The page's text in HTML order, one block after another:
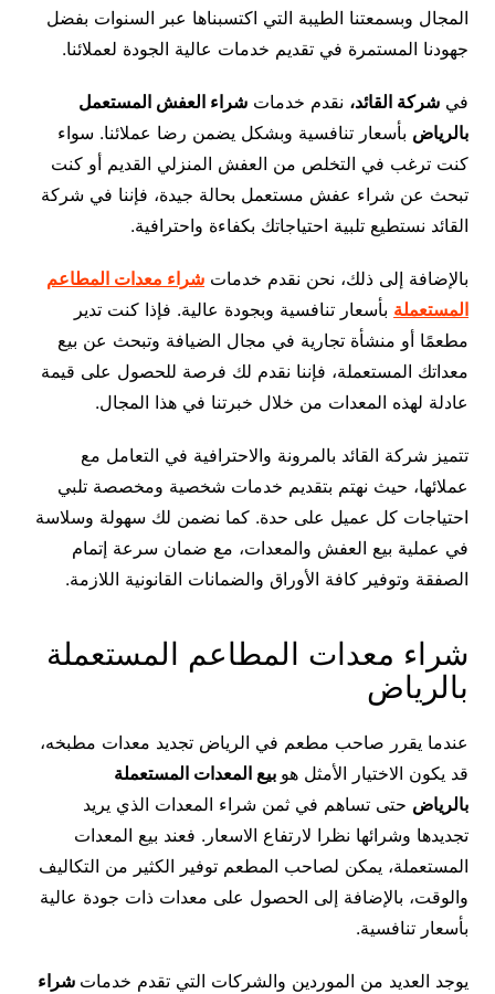
المجال وبسمعتنا الطيبة التي اكتسبناها عبر السنوات بفضل
جهودنا المستمرة في تقديم خدمات عالية الجودة لعملائنا.
في شركة القائد، نقدم خدمات شراء العفش المستعمل
بالرياض بأسعار تنافسية وبشكل يضمن رضا عملائنا. سواء
كنت ترغب في التخلص من العفش المنزلي القديم أو كنت
تبحث عن شراء عفش مستعمل بحالة جيدة، فإننا في شركة
القائد نستطيع تلبية احتياجاتك بكفاءة واحترافية.
بالإضافة إلى ذلك، نحن نقدم خدمات شراء معدات المطاعم
المستعملة بأسعار تنافسية وبجودة عالية. فإذا كنت تدير
مطعمًا أو منشأة تجارية في مجال الضيافة وتبحث عن بيع
معداتك المستعملة، فإننا نقدم لك فرصة للحصول على قيمة
عادلة لهذه المعدات من خلال خبرتنا في هذا المجال.
تتميز شركة القائد بالمرونة والاحترافية في التعامل مع
عملائها، حيث نهتم بتقديم خدمات شخصية ومخصصة تلبي
احتياجات كل عميل على حدة. كما نضمن لك سهولة وسلاسة
في عملية بيع العفش والمعدات، مع ضمان سرعة إتمام
الصفقة وتوفير كافة الأوراق والضمانات القانونية اللازمة.
شراء معدات المطاعم المستعملة
بالرياض
عندما يقرر صاحب مطعم في الرياض تجديد معدات مطبخه،
قد يكون الاختيار الأمثل هو بيع المعدات المستعملة
بالرياض حتى تساهم في ثمن شراء المعدات الذي يريد
تجديدها وشرائها نظرا لارتفاع الاسعار. فعند بيع المعدات
المستعملة، يمكن لصاحب المطعم توفير الكثير من التكاليف
والوقت، بالإضافة إلى الحصول على معدات ذات جودة عالية
بأسعار تنافسية.
يوجد العديد من الموردين والشركات التي تقدم خدمات شراء